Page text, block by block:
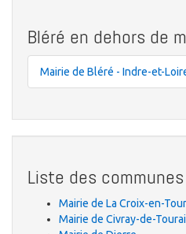
Bléré en dehors de
Mairie de Bléré - Indre-et-
Liste des
Mairie de La Croix-en-
Mairie de Civray-de-